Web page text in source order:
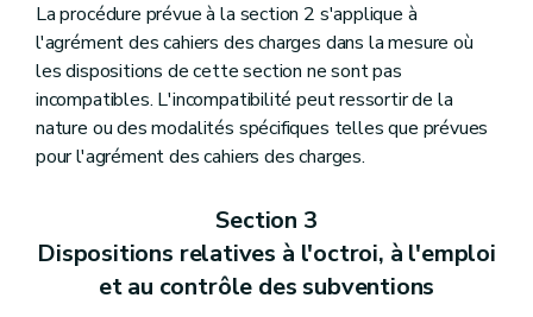
La procédure prévue à la section 2 s'applique à
l'agrément des cahiers des charges dans la mesure où
les dispositions de cette section ne sont pas
incompatibles. L'incompatibilité peut ressortir de la
nature ou des modalités spécifiques telles que prévues
pour l'agrément des cahiers des charges.
Section 3
Dispositions relatives à l'octroi, à l'emploi
et au contrôle des subventions